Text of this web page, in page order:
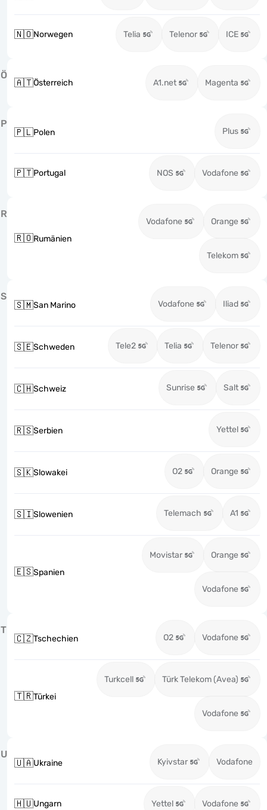
🇳🇴Norwegen Telia Telenor ICE
Ö
🇦🇹Österreich A1.net Magenta
P
🇵🇱Polen Plus
🇵🇹Portugal NOS Vodafone
R
🇷🇴Rumänien
Vodafone Orange
Telekom
S
🇸🇲San Marino Vodafone Iliad
🇸🇪Schweden Tele2 Telia Telenor
🇨🇭Schweiz Sunrise Salt
🇷🇸Serbien Yettel
🇸🇰Slowakei O2 Orange
🇸🇮Slowenien Telemach A1
🇪🇸Spanien
Movistar Orange
Vodafone
T
🇨🇿Tschechien O2 Vodafone
🇹🇷Türkei
Turkcell Türk Telekom (Avea)
Vodafone
U
🇺🇦Ukraine Kyivstar Vodafone
🇭🇺Ungarn Yettel Vodafone